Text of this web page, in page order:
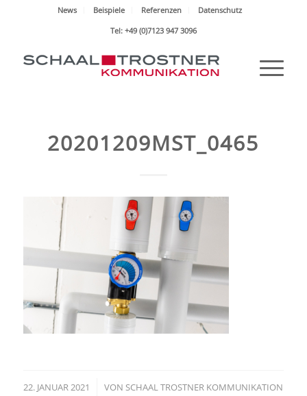
News Beispiele Referenzen
Datenschutz
Tel: +49 (0)7123 947 3096
20201209MST_0465
22. JANUAR 2021
/ VON SCHAAL TROSTNER KOMMUNIKATION